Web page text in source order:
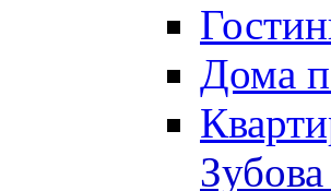
Дома